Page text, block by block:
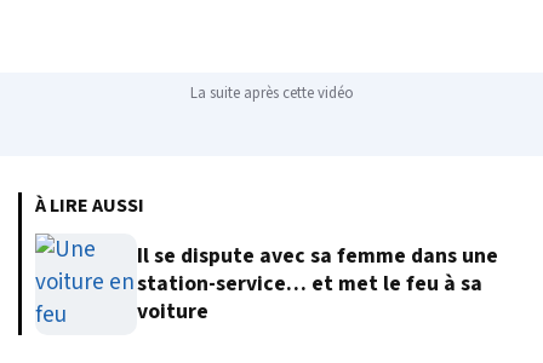
La suite après cette vidéo
À LIRE AUSSI
Il se dispute avec sa femme dans une
station-service… et met le feu à sa
voiture